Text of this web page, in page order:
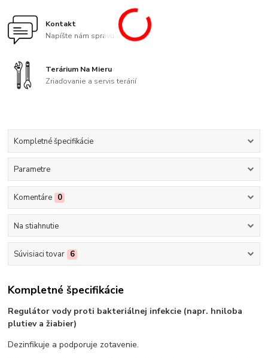
Kontakt
Napíšte nám správu
Terárium Na Mieru
Zriaďovanie a servis terárií
Kompletné špecifikácie
Parametre
Komentáre 0
Na stiahnutie
Súvisiaci tovar 6
Kompletné špecifikácie
Regulátor vody proti bakteriálnej infekcie (napr. hniloba
plutiev a žiabier)
Dezinfikuje a podporuje zotavenie.